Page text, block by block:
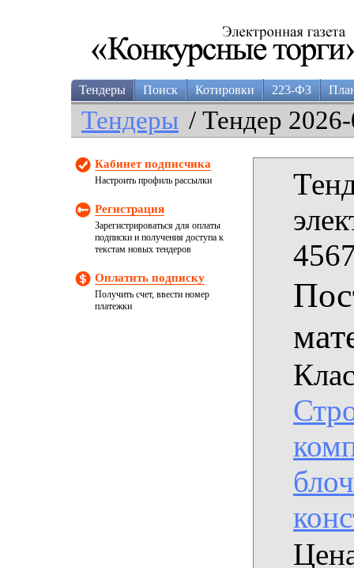
Тендеры Поиск Котировки 223-ФЗ
Тендеры / Тендер
Кабинет подписчика
Настроить профиль рассылки
Регистрация
Зарегистрироваться для оплаты
подписки и получения доступа к
текстам новых тендеров
Оплатить подписку
Получить счет, ввести номер
платежки